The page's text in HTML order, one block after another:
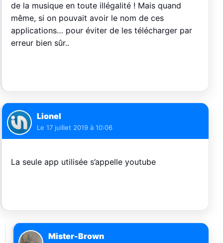
de la musique en toute illégalité ! Mais quand
même, si on pouvait avoir le nom de ces
applications… pour éviter de les télécharger par
erreur bien sûr..
Lionel
Le 17 juillet 2019 à 10:06
La seule app utilisée s’appelle youtube
Mister-Brown